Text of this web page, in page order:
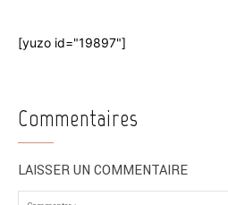
[yuzo id="19897"]
Commentaires
LAISSER UN COMMENTAIRE